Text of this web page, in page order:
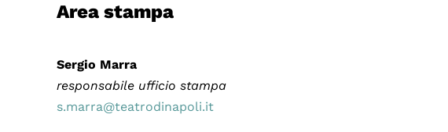
Area stampa
Sergio Marra
responsabile ufficio stampa
s.marra@teatrodinapoli.it